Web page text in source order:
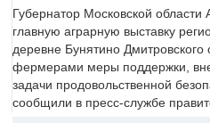
Губернатор Московской
главную аграрную выставку
деревне Бунятино Дмитровского
фермерами меры поддержки,
задачи продовольственной
сообщили в пресс-службе